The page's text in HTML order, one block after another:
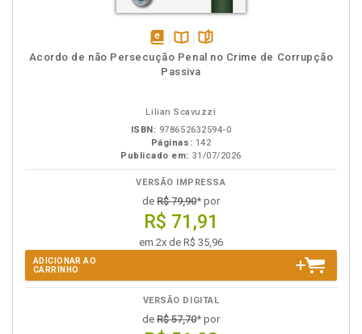
disponível
em
Disponível
na
páginas
Acordo de não Persecução Penal no Crime de Corrupção
Passiva
Lilian Scavuzzi
ISBN: 978652632594-0
Páginas: 142
Publicado em: 31/07/2026
VERSÃO IMPRESSA
de R$ 79,90* por
R$ 71,91
em 2x de R$ 35,96
ADICIONAR AO
CARRINHO
VERSÃO DIGITAL
de R$ 57,70* por